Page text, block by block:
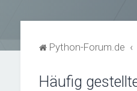
Python-Forum.de
Häufig